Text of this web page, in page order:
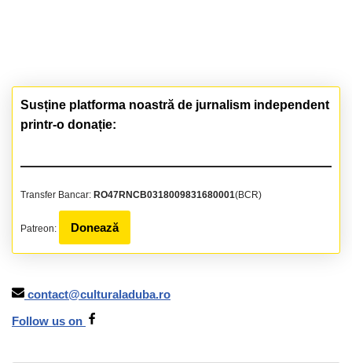
Susține platforma noastră de jurnalism independent
printr-o donație:
Transfer Bancar: RO47RNCB0318009831680001(BCR)
Patreon: Donează
contact@culturaladuba.ro
Follow us on